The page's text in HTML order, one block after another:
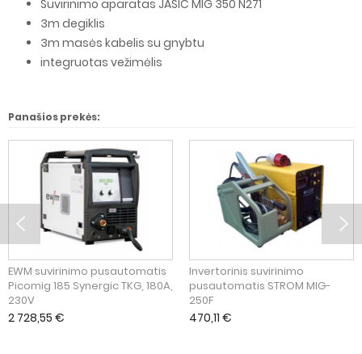
Suvirinimo aparatas JASIC MIG 350 N271
3m degiklis
3m masės kabelis su gnybtu
integruotas vežimėlis
Panašios prekės:
EWM suvirinimo pusautomatis
Picomig 185 Synergic TKG, 180A,
230V
2 728,55 €
Invertorinis suvirinimo
pusautomatis STROM MIG-
250F
470,11 €